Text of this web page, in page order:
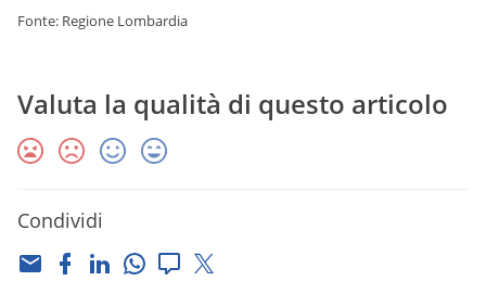
Fonte: Regione Lombardia
Valuta la qualità di questo articolo
Condividi